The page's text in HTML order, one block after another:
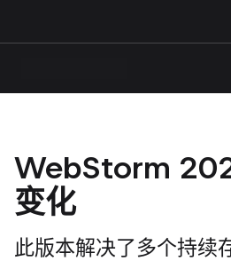
WebStorm
变化
此版本解决了多个持续